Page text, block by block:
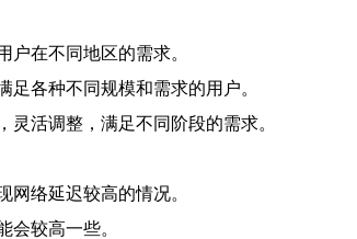
在不同地区的需求。
各种不同规模和需求的用户。
活调整，满足不同阶段的需求。
络延迟较高的情况。
会较高一些。